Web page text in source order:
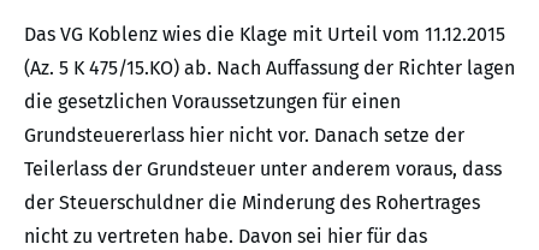
Das VG Koblenz wies die Klage mit Urteil vom 11.12.2015
(Az. 5 K 475/15.KO) ab. Nach Auffassung der Richter lagen
die gesetzlichen Voraussetzungen für einen
Grundsteuererlass hier nicht vor. Danach setze der
Teilerlass der Grundsteuer unter anderem voraus, dass
der Steuerschuldner die Minderung des Rohertrages
nicht zu vertreten habe. Davon sei hier für das